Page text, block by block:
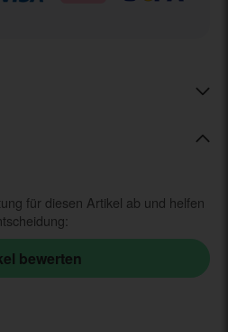
für diesen Artikel ab und helfen